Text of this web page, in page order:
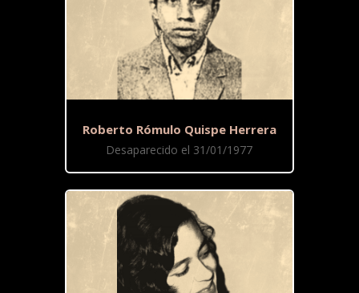
Roberto Rómulo Quispe Herrera
Desaparecido el 31/01/1977